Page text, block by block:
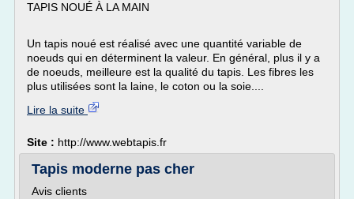
TAPIS NOUÉ À LA MAIN
Un tapis noué est réalisé avec une quantité variable de
noeuds qui en déterminent la valeur. En général, plus il y a
de noeuds, meilleure est la qualité du tapis. Les fibres les
plus utilisées sont la laine, le coton ou la soie....
Lire la suite
Site : http://www.webtapis.fr
Tapis moderne pas cher
Avis clients